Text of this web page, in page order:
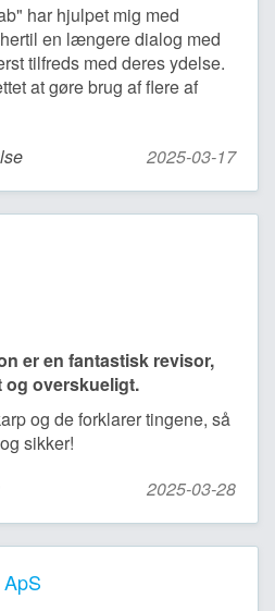
har hjulpet mig med
en længere dialog med
tilfreds med deres ydelse.
at gøre brug af flere af
2025-03-17
er en fantastisk revisor,
og overskueligt.
og de forklarer tingene, så
sikker!
2025-03-28